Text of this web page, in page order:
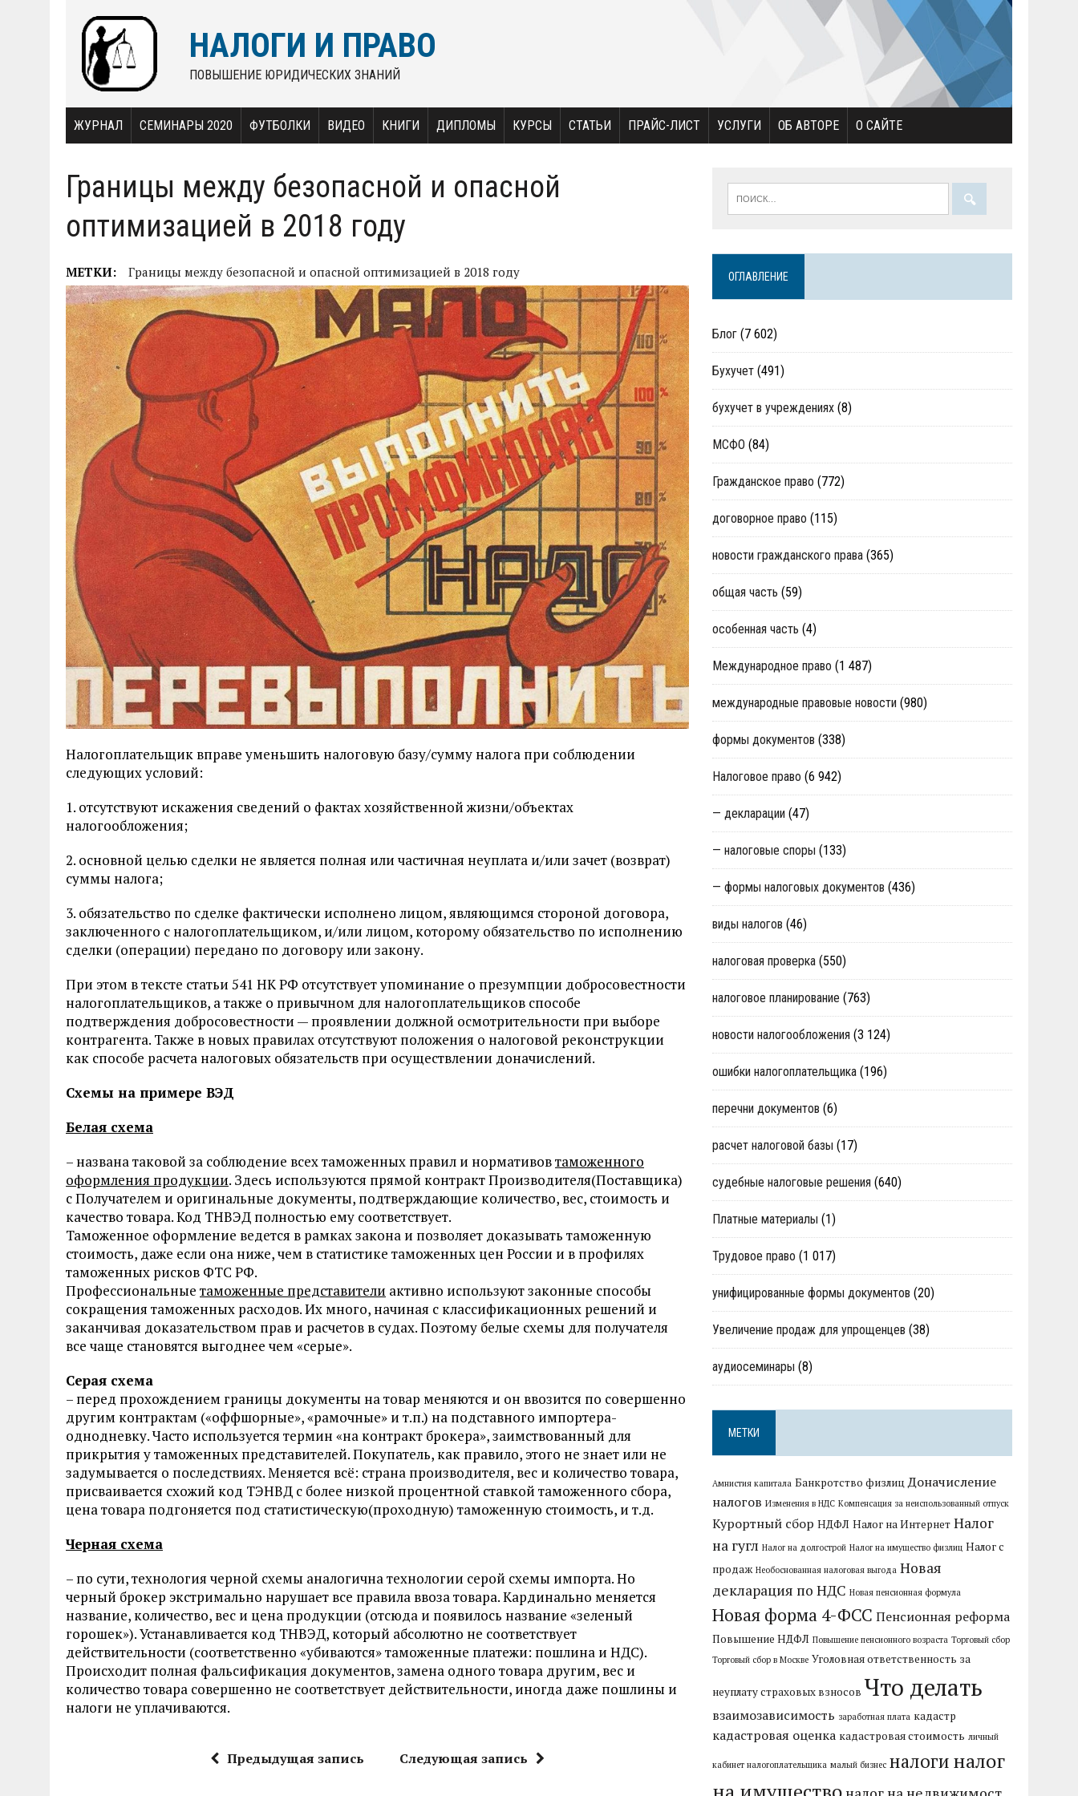
НАЛОГИ И ПРАВО
ПОВЫШЕНИЕ ЮРИДИЧЕСКИХ ЗНАНИЙ
ЖУРНАЛ СЕМИНАРЫ 2020 ФУТБОЛКИ ВИДЕО КНИГИ ДИПЛОМЫ КУРСЫ СТАТЬИ ПРАЙС-ЛИСТ УСЛУГИ ОБ АВТОРЕ О САЙТЕ
Границы между безопасной и опасной
оптимизацией в 2018 году
МЕТКИ: Границы между безопасной и опасной оптимизацией в 2018 году
Налогоплательщик вправе уменьшить налоговую базу/сумму налога при соблюдении
следующих условий:
1. отсутствуют искажения сведений о фактах хозяйственной жизни/объектах
налогообложения;
2. основной целью сделки не является полная или частичная неуплата и/или зачет (возврат)
суммы налога;
3. обязательство по сделке фактически исполнено лицом, являющимся стороной договора,
заключенного с налогоплательщиком, и/или лицом, которому обязательство по исполнению
сделки (операции) передано по договору или закону.
При этом в тексте статьи 541 НК РФ отсутствует упоминание о презумпции добросовестности
налогоплательщиков, а также о привычном для налогоплательщиков способе
подтверждения добросовестности — проявлении должной осмотрительности при выборе
контрагента. Также в новых правилах отсутствуют положения о налоговой реконструкции
как способе расчета налоговых обязательств при осуществлении доначислений.
Схемы на примере ВЭД
Белая схема
– названа таковой за соблюдение всех таможенных правил и нормативовтаможенного
оформления продукции. Здесь используются прямой контракт Производителя(Поставщика)
с Получателем и оригинальные документы, подтверждающие количество, вес, стоимость и
качество товара. Код ТНВЭД полностью ему соответствует.
Таможенное оформление ведется в рамках закона и позволяет доказывать таможенную
стоимость, даже если она ниже, чем в статистике таможенных цен России и в профилях
таможенных рисков ФТС РФ.
Профессиональные таможенные представители активно используют законные способы
сокращения таможенных расходов. Их много, начиная с классификационных решений и
заканчивая доказательством прав и расчетов в судах. Поэтому белые схемы для получателя
все чаще становятся выгоднее чем «серые».
Серая схема
– перед прохождением границы документы на товар меняются и он ввозится по совершенно
другим контрактам («оффшорные», «рамочные» и т.п.) на подставного импортера-
однодневку. Часто используется термин «на контракт брокера», заимствованный для
прикрытия у таможенных представителей. Покупатель, как правило, этого не знает или не
задумывается о последствиях. Меняется всё: страна производителя, вес и количество товара,
присваивается схожий код ТЭНВД с более низкой процентной ставкой таможенного сбора,
цена товара подгоняется под статистическую(проходную) таможенную стоимость, и т.д.
Черная схема
– по сути, технология черной схемы аналогична технологии серой схемы импорта. Но
черный брокер экстримально нарушает все правила ввоза товара. Кардинально меняется
название, количество, вес и цена продукции (отсюда и появилось название «зеленый
горошек»). Устанавливается код ТНВЭД, который абсолютно не соответствует
действительности (соответственно «убиваются» таможенные платежи: пошлина и НДС).
Происходит полная фальсификация документов, замена одного товара другим, вес и
количество товара совершенно не соответствует действительности, иногда даже пошлины и
налоги не уплачиваются.
Предыдущая запись Следующая запись
ОГЛАВЛЕНИЕ
Блог (7 602)
Бухучет (491)
бухучет в учреждениях (8)
МСФО (84)
Гражданское право (772)
договорное право (115)
новости гражданского права (365)
общая часть (59)
особенная часть (4)
Международное право (1 487)
международные правовые новости (980)
формы документов (338)
Налоговое право (6 942)
— декларации (47)
— налоговые споры (133)
— формы налоговых документов (436)
виды налогов (46)
налоговая проверка (550)
налоговое планирование (763)
новости налогообложения (3 124)
ошибки налогоплательщика (196)
перечни документов (6)
расчет налоговой базы (17)
судебные налоговые решения (640)
Платные материалы (1)
Трудовое право (1 017)
унифицированные формы документов (20)
Увеличение продаж для упрощенцев (38)
аудиосеминары (8)
МЕТКИ
Амнистия капитала Банкротство физлиц Доначисление
налогов Изменения в НДС Компенсация за неиспользованный отпуск
Курортный сбор НДФЛ Налог на Интернет Налог
на гугл Налог на долгострой Налог на имущество физлиц Налог с
продаж Необоснованная налоговая выгода Новая
декларация по НДС Новая пенсионная формула
Новая форма 4-ФСС Пенсионная реформа
Повышение НДФЛ Повышение пенсионного возраста Торговый сбор
Торговый сбор в Москве Уголовная ответственность за
неуплату страховых взносов Что делать
взаимозависимость заработная плата кадастр
кадастровая оценка кадастровая стоимость личный
кабинет налогоплательщика малый бизнес налоги налог